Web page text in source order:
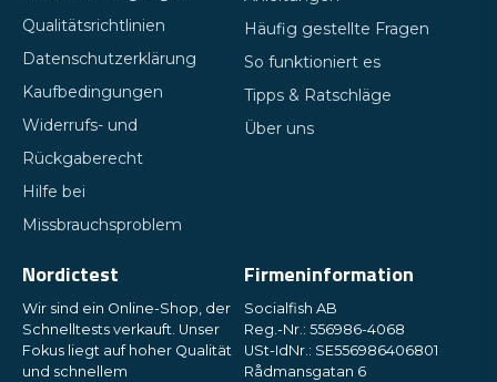
Qualitätsrichtlinien
Datenschutzerklärung
Kaufbedingungen
Widerrufs- und
Rückgaberecht
Hilfe bei
Missbrauchsproblem
Häufig gestellte Fragen
So funktioniert es
Tipps & Ratschläge
Über uns
Nordictest
Wir sind ein Online-Shop, der
Schnelltests verkauft. Unser
Fokus liegt auf hoher Qualität
und schnellem
Firmeninformation
Socialfish AB
Reg.-Nr.: 556986-4068
USt-IdNr.: SE556986406801
Rådmansgatan 6